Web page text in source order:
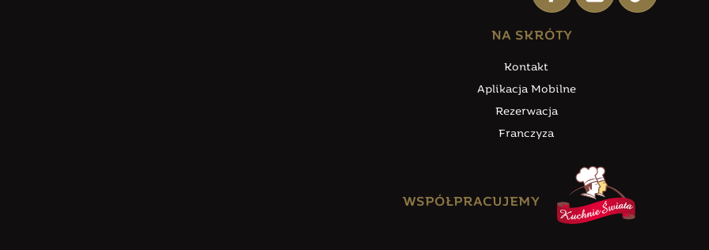
NA SKRÓTY
Kontakt
Aplikacja Mobilne
Rezerwacja
Franczyza
WSPÓŁPRACUJEMY